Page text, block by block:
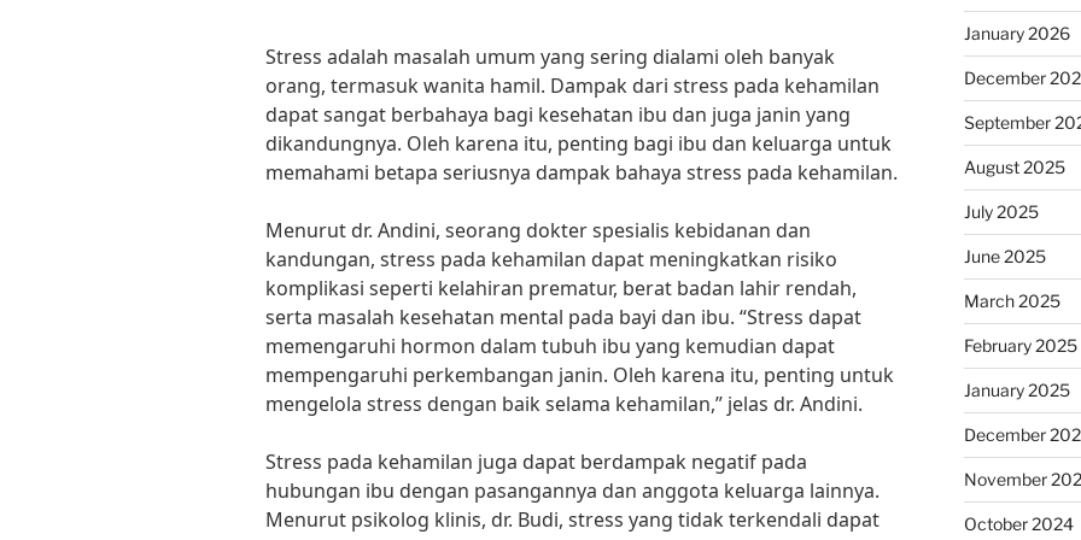
Stress adalah masalah umum yang sering dialami oleh banyak
orang, termasuk wanita hamil. Dampak dari stress pada kehamilan
dapat sangat berbahaya bagi kesehatan ibu dan juga janin yang
dikandungnya. Oleh karena itu, penting bagi ibu dan keluarga untuk
memahami betapa seriusnya dampak bahaya stress pada kehamilan.
Menurut dr. Andini, seorang dokter spesialis kebidanan dan
kandungan, stress pada kehamilan dapat meningkatkan risiko
komplikasi seperti kelahiran prematur, berat badan lahir rendah,
serta masalah kesehatan mental pada bayi dan ibu. “Stress dapat
memengaruhi hormon dalam tubuh ibu yang kemudian dapat
mempengaruhi perkembangan janin. Oleh karena itu, penting untuk
mengelola stress dengan baik selama kehamilan,” jelas dr. Andini.
Stress pada kehamilan juga dapat berdampak negatif pada
hubungan ibu dengan pasangannya dan anggota keluarga lainnya.
Menurut psikolog klinis, dr. Budi, stress yang tidak terkendali dapat
January 2026
December
September
August 2025
July 2025
June 2025
March 2025
February 2025
January 2025
December
November
October 2024